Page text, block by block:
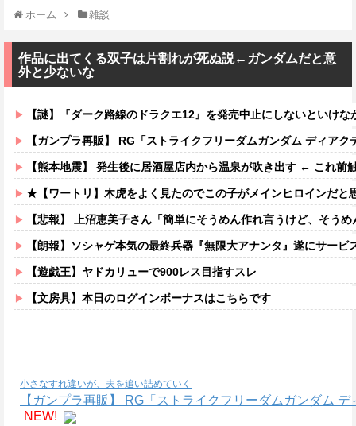
ホーム 雑談
作品に出てくる双子は片割れが死ぬ説←ガンダムだと意
外と少ないな
【謎】『ダーク路線のドラクエ12』を発売中止にしないといけなかった理由ってガチ
【ガンプラ再販】 RG「ストライクフリーダムガンダム ディアクティブ
【熊本地震】 発生後に居酒屋店内から温泉が吹き出す ← これ前
★【ワートリ】木虎をよく見たのでこの子がメインヒロインだと思ってたら、
【悲報】 上沼恵美子さん「簡単にそうめん作れ言うけど、そう
【朗報】ソシャゲ本気の最終兵器『無限大アナンタ』遂にサー
【遊戯王】ヤドカリューで900レス目指すスレ
【文房具】本日のログインボーナスはこちらです
小さなすれ違いが、夫を追い詰めていく
【ガンプラ再販】 RG「ストライクフリーダムガンダム
NEW!